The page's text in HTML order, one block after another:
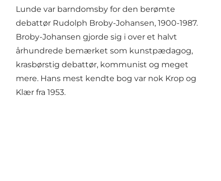
Lunde var barndomsby for den berømte
debattør Rudolph Broby-Johansen, 1900-1987.
Broby-Johansen gjorde sig i over et halvt
århundrede bemærket som kunstpædagog,
krasbørstig debattør, kommunist og meget
mere. Hans mest kendte bog var nok Krop og
Klær fra 1953.